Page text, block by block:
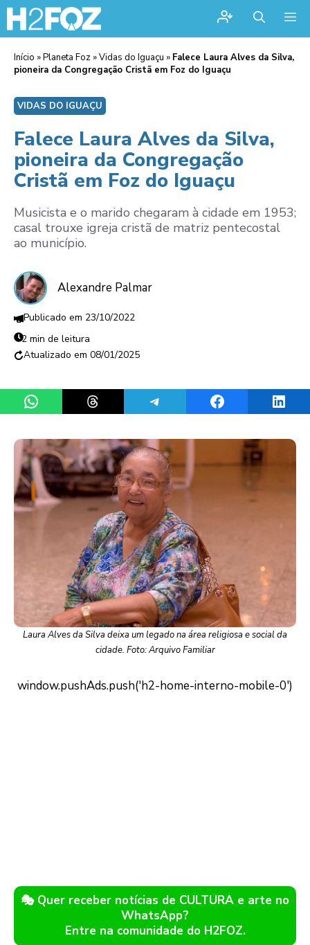
Início »Planeta Foz »Vidas do Iguaçu » Falece Laura Alves da Silva,
pioneira da Congregação Cristã em Foz do Iguaçu
VIDAS DO IGUAÇU
Falece Laura Alves da Silva,
pioneira da Congregação
Cristã em Foz do Iguaçu
Musicista e o marido chegaram à cidade em 1953;
casal trouxe igreja cristã de matriz pentecostal
ao município.
Alexandre Palmar
23/10/2022
2 min de leitura
08/01/2025
Share on WhatsAppShare on ThreadsShare on TelegramShare on Facebook
Laura Alves da Silva deixa um legado na área religiosa e social da
cidade. Foto: Arquivo Familiar
🎭 Quer receber notícias de CULTURA e arte no
WhatsApp?
Entre na comunidade do H2FOZ.